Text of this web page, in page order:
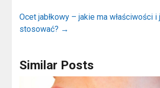
Ocet jabłkowy – jakie ma właściwości i
stosować? →
Similar Posts